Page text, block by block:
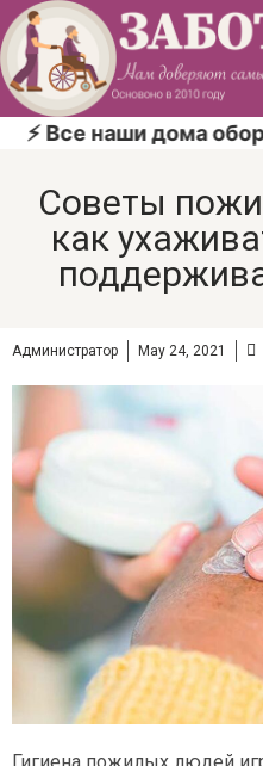
Все наши дома
Советы
как
Администратор May 24, 2021